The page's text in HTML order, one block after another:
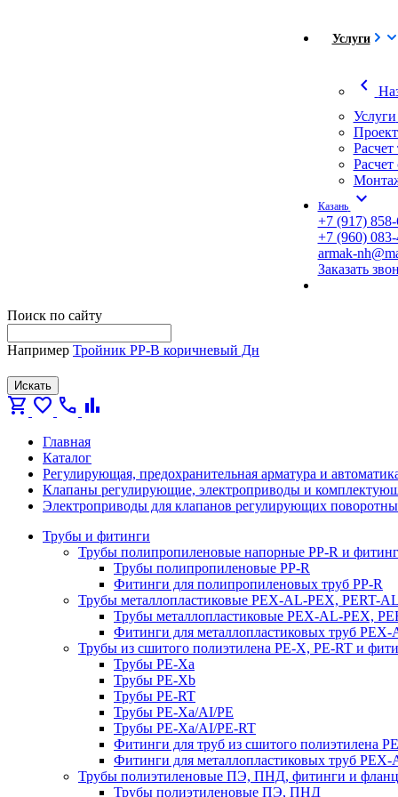
Услуги
chevron_left
Услуги
Казань expand_more
+7 (917)
+7 (960)
armak-
Заказать
Поиск по сайту
Например Тройник PP-B коричневый Дн
Искать
shopping_cart favorite call bar_chart
Главная
Каталог
Регулирующая, предохранительная арматура и
Клапаны регулирующие, электроприводы и
Электроприводы для клапанов регулирующих
Трубы и фитинги
Трубы полипропиленовые напорные PP-R и
Трубы полипропиленовые PP-R
Фитинги для полипропиленовых труб PP-R
Трубы металлопластиковые PEX-AL-PEX, PERT-
Трубы металлопластиковые PEX-AL-PEX,
Фитинги для металлопластиковых труб
Трубы из сшитого полиэтилена PE-X, PE-RT и
Трубы PE-Xa
Трубы PE-Xb
Трубы PE-RT
Трубы PE-Xa/AI/PE
Трубы PE-Xa/AI/PE-RT
Фитинги для труб из сшитого полиэтилена
Фитинги для металлопластиковых труб
Трубы полиэтиленовые ПЭ, ПНД, фитинги и
Трубы полиэтиленовые ПЭ, ПНД